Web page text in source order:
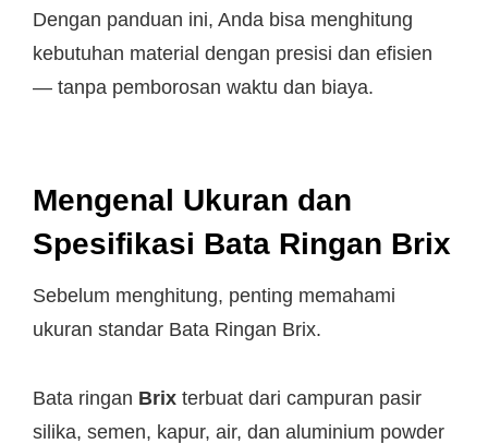
Dengan panduan ini, Anda bisa menghitung
kebutuhan material dengan presisi dan efisien
— tanpa pemborosan waktu dan biaya.
Mengenal Ukuran dan
Spesifikasi Bata Ringan Brix
Sebelum menghitung, penting memahami
ukuran standar Bata Ringan Brix.
Bata ringan Brix terbuat dari campuran pasir
silika, semen, kapur, air, dan aluminium powder